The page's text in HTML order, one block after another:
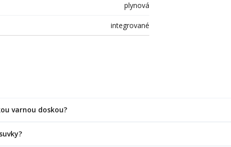
plynová
integrované
varnou doskou?